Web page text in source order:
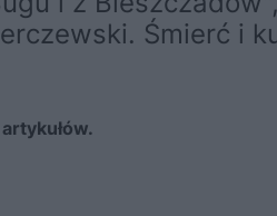
Śmierć i